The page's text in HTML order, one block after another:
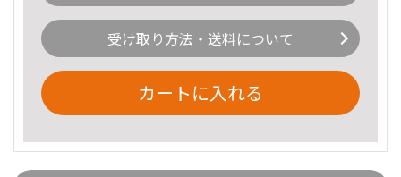
受け取り方法・送料について
カートに入れる